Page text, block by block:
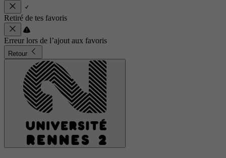
Retiré de tes favoris
Erreur lors de l’ajout aux favoris
Retour